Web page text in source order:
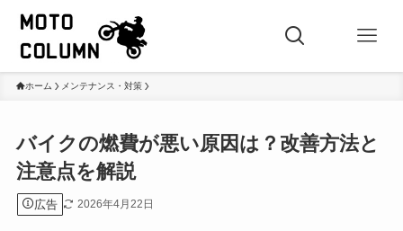
ホーム メンテナンス・対策
バイクの燃費が悪い原因は？改善方法と
注意点を解説
広告 2026年4月22日